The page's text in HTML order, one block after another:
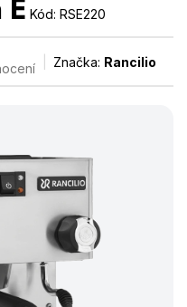
Kód: RSE220
Značka: Rancilio